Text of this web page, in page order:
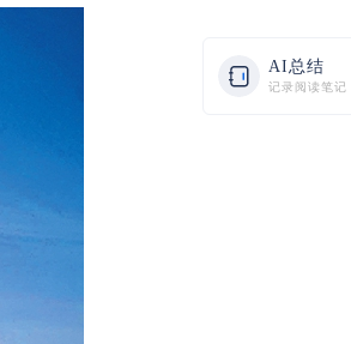
AI总结
记录阅读笔记